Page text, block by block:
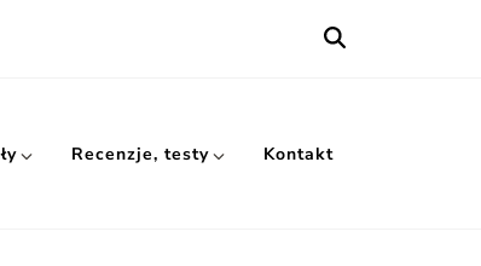
Recenzje, testy Kontakt